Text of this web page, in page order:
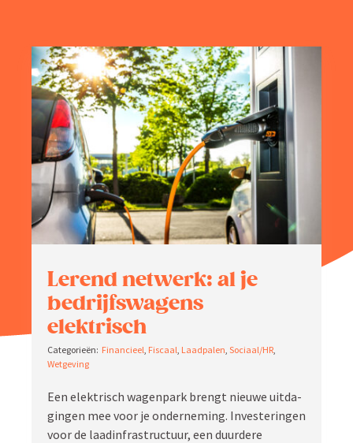
Lerend netwerk: al je
bedrijfs­wagens
elektrisch
Finan­cieel Fiscaal Laadpalen Sociaal/HR,
Wetgeving
Een elektrisch wagenpark brengt nieuwe uitda­
gingen mee voor je onder­neming. Inves­te­ringen
voor de laadinfrastructuur, een duurdere